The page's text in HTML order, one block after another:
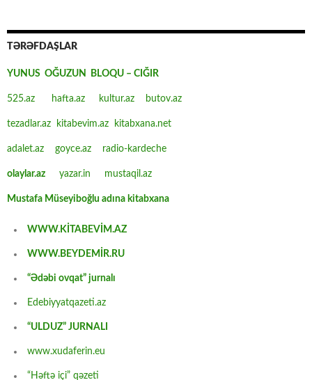
TƏRƏFDAŞLAR
YUNUS OĞUZUN BLOQU – CIĞIR
525.az hafta.az kultur.az butov.az
tezadlar.az kitabevim.az kitabxana.net
adalet.az goyce.az radio-kardeche
olaylar.az yazar.in mustaqil.az
Mustafa Müseyiboğlu adına kitabxana
WWW.KİTABEVİM.AZ
WWW.BEYDEMİR.RU
“Ədəbi ovqat” jurnalı
Edebiyyatqazeti.az
“ULDUZ” JURNALI
www.xudaferin.eu
“Həftə içi” qəzeti